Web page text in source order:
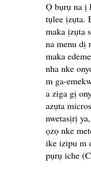
Ọ bụrụ na ị
tụlee ịzụta.
maka ịzụta
na menu dị
maka
nha nke
m ga-
a ziga gị
azụta
nwetasịrị
ọzọ nke
ike izipu m
pụrụ iche